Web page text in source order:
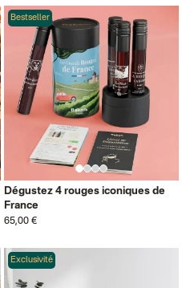
Bestseller
Dégustez 4 rouges iconiques de
France
65,00 €
Exclusivité